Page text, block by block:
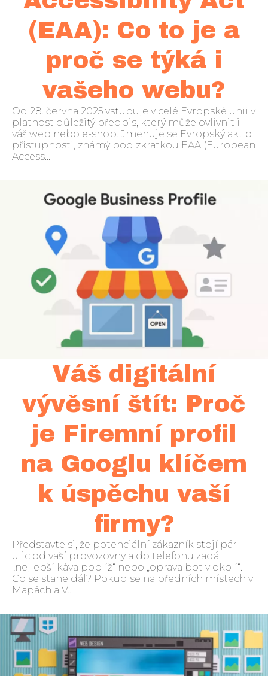
(EAA): Co to je a
proč se týká i
vašeho webu?
Od 28. června 2025 vstupuje v celé Evropské unii v
platnost důležitý předpis, který může ovlivnit i
váš web nebo e-shop. Jmenuje se Evropský akt o
přístupnosti, známý pod zkratkou EAA (European
Access...
Váš digitální
vývěsní štít: Proč
je Firemní profil
na Googlu klíčem
k úspěchu vaší
firmy?
Představte si, že potenciální zákazník stojí pár
ulic od vaší provozovny a do telefonu zadá
„nejlepší káva poblíž“ nebo „oprava bot v okolí“.
Co se stane dál? Pokud se na předních místech v
Mapách a V...